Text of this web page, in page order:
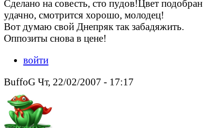
Сделано на совесть, сто пудов!Цвет подобран
удачно, смотрится хорошо, молодец!
Вот думаю свой Днепряк так забадяжить.
Оппозиты снова в цене!
войти
BuffoG Чт, 22/02/2007 - 17:17